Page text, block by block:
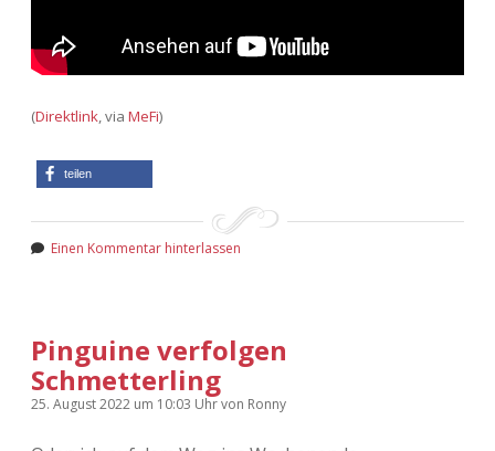
(Direktlink, via MeFi)
teilen
Einen Kommentar hinterlassen
Pinguine verfolgen
Schmetterling
25. August 2022 um 10:03 Uhrvon Ronny